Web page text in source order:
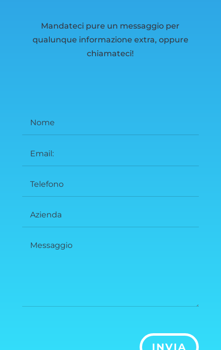
Mandateci pure un messaggio per
qualunque informazione extra, oppure
chiamateci!
INVIA